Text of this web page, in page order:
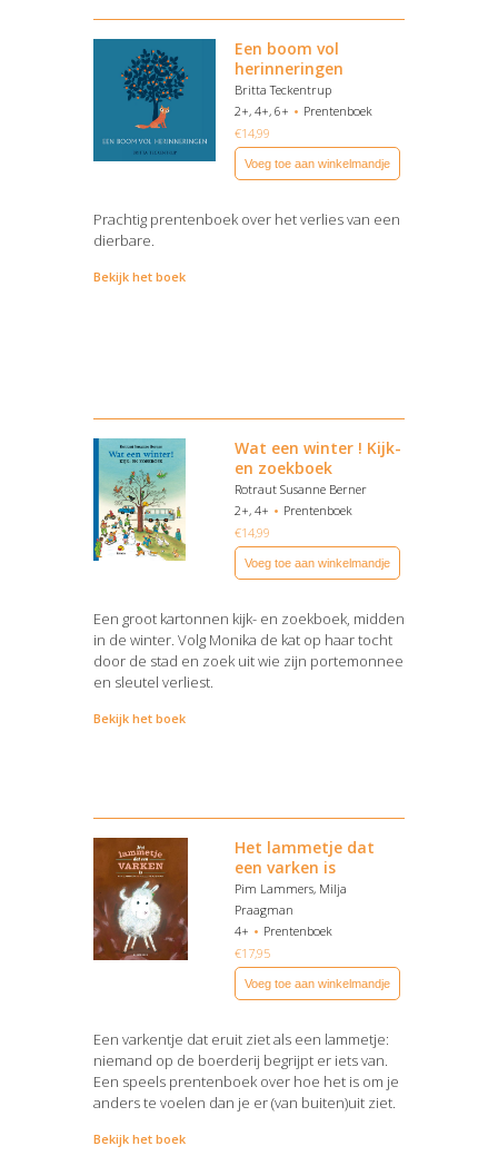
Een boom vol
herinneringen
Britta Teckentrup
2+, 4+, 6+
Prentenboek
€14,99
Voeg toe aan winkelmandje
Prachtig prentenboek over het verlies van een
dierbare.
Bekijk het boek
Wat een winter ! Kijk-
en zoekboek
Rotraut Susanne Berner
2+, 4+
Prentenboek
€14,99
Voeg toe aan winkelmandje
Een groot kartonnen kijk- en zoekboek, midden
in de winter. Volg Monika de kat op haar tocht
door de stad en zoek uit wie zijn portemonnee
en sleutel verliest.
Bekijk het boek
Het lammetje dat
een varken is
Pim Lammers, Milja
Praagman
4+
Prentenboek
€17,95
Voeg toe aan winkelmandje
Een varkentje dat eruit ziet als een lammetje:
niemand op de boerderij begrijpt er iets van.
Een speels prentenboek over hoe het is om je
anders te voelen dan je er (van buiten)uit ziet.
Bekijk het boek